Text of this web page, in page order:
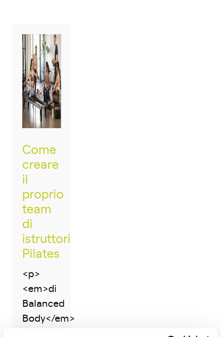
Come
creare
il
proprio
team
di
istruttori
Pilates
<p>
<em>di
Balanced
Body</em>